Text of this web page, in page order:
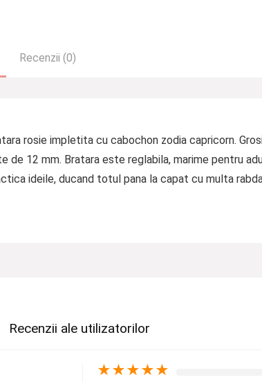
Recenzii (0)
rosie impletita cu cabochon zodia capricorn.
de 12 mm. Bratara este reglabila, marime pentru
ideile, ducand totul pana la capat cu multa
Recenzii ale utilizatorilor
★★★★★